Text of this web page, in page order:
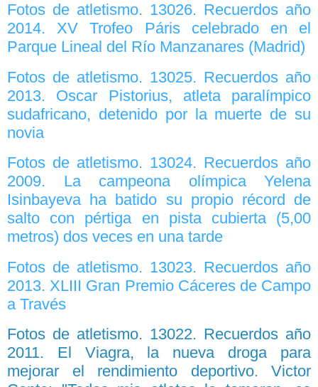
Fotos de atletismo. 13026. Recuerdos año
2014. XV Trofeo Páris celebrado en el
Parque Lineal del Río Manzanares (Madrid)
Fotos de atletismo. 13025. Recuerdos año
2013. Oscar Pistorius, atleta paralímpico
sudafricano, detenido por la muerte de su
novia
Fotos de atletismo. 13024. Recuerdos año
2009. La campeona olímpica Yelena
Isinbayeva ha batido su propio récord de
salto con pértiga en pista cubierta (5,00
metros) dos veces en una tarde
Fotos de atletismo. 13023. Recuerdos año
2013. XLIII Gran Premio Cáceres de Campo
a Través
Fotos de atletismo. 13022. Recuerdos año
2011. El Viagra, la nueva droga para
mejorar el rendimiento deportivo. Victor